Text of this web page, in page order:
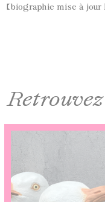
[biographie mise à jour